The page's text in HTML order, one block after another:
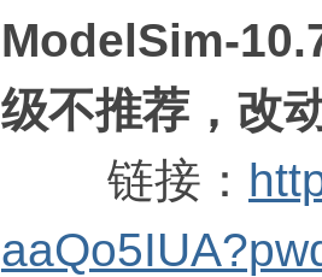
ModelSim-
级不推荐，改
链接：